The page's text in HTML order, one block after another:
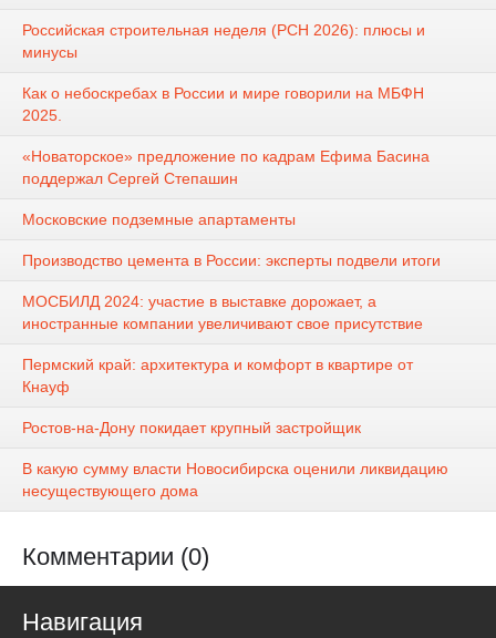
Российская строительная неделя (РСН 2026): плюсы и
минусы
Как о небоскребах в России и мире говорили на МБФН
2025.
«Новаторское» предложение по кадрам Ефима Басина
поддержал Сергей Степашин
Московские подземные апартаменты
Производство цемента в России: эксперты подвели итоги
МОСБИЛД 2024: участие в выставке дорожает, а
иностранные компании увеличивают свое присутствие
Пермский край: архитектура и комфорт в квартире от
Кнауф
Ростов-на-Дону покидает крупный застройщик
В какую сумму власти Новосибирска оценили ликвидацию
несуществующего дома
Комментарии (0)
Навигация